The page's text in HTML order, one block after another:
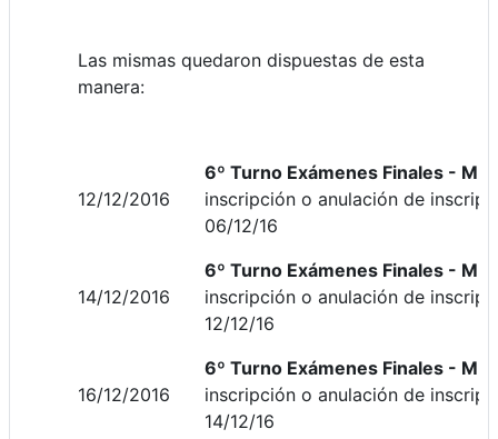
Las mismas quedaron dispuestas de esta
manera:
12/12/2016
6º Turno Exámenes Finales -
inscripción o anulación de
06/12/16
14/12/2016
6º Turno Exámenes Finales -
inscripción o anulación de
12/12/16
16/12/2016
6º Turno Exámenes Finales -
inscripción o anulación de
14/12/16